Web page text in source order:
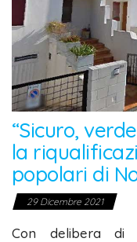
“Sicuro,
la
popolari di
29 Dicembre 2021
Con delibera di